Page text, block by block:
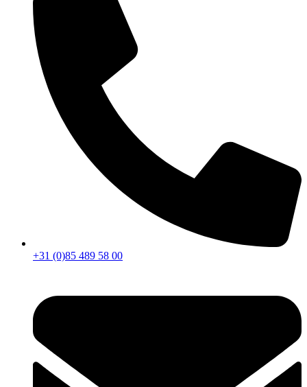
+31 (0)85 489 58 00